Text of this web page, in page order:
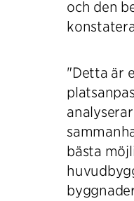
och den
"Detta är
bästa